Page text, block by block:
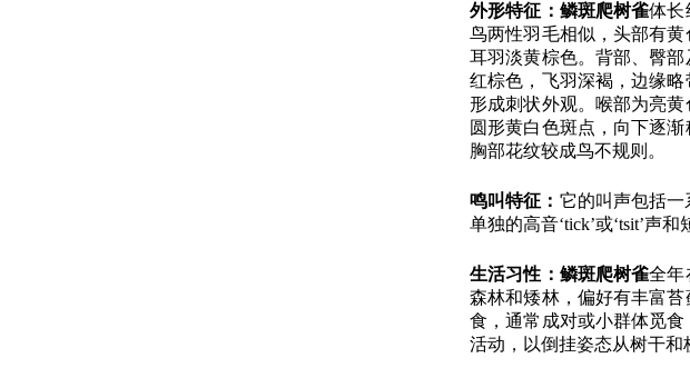
外形特征： 鳞斑爬树雀体长
鸟两性羽毛相似，头部有
耳羽淡黄棕色。背部、臀
红棕色，飞羽深褐，边缘
形成刺状外观。喉部为亮
圆形黄白色斑点，向下逐
胸部花纹较成鸟不规则。
鸣叫特征： 它的叫声包括一
单独的高音‘tick’或‘tsit’声和
生活习性： 鳞斑爬树雀全年
森林和矮林，偏好有丰富
食，通常成对或小群体觅
活动，以倒挂姿态从树干和